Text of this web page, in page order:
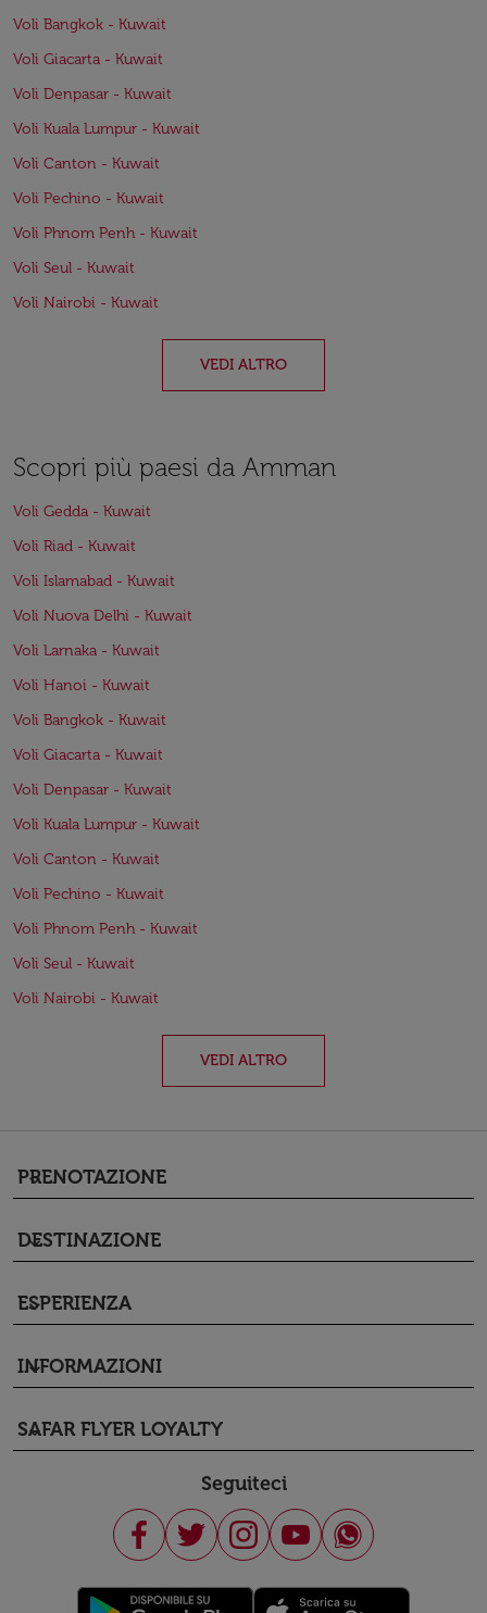
Voli Bangkok - Kuwait
Voli Giacarta - Kuwait
Voli Denpasar - Kuwait
Voli Kuala Lumpur - Kuwait
Voli Canton - Kuwait
Voli Pechino - Kuwait
Voli Phnom Penh - Kuwait
Voli Seul - Kuwait
Voli Nairobi - Kuwait
VEDI ALTRO
Scopri più paesi da Amman
Voli Gedda - Kuwait
Voli Riad - Kuwait
Voli Islamabad - Kuwait
Voli Nuova Delhi - Kuwait
Voli Larnaka - Kuwait
Voli Hanoi - Kuwait
Voli Bangkok - Kuwait
Voli Giacarta - Kuwait
Voli Denpasar - Kuwait
Voli Kuala Lumpur - Kuwait
Voli Canton - Kuwait
Voli Pechino - Kuwait
Voli Phnom Penh - Kuwait
Voli Seul - Kuwait
Voli Nairobi - Kuwait
VEDI ALTRO
PRENOTAZIONE
keyboard_arrow_down
DESTINAZIONE
keyboard_arrow_down
ESPERIENZA
keyboard_arrow_down
INFORMAZIONI
keyboard_arrow_down
SAFAR FLYER LOYALTY
keyboard_arrow_down
Seguiteci